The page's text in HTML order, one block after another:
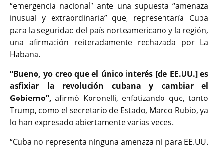
“emergencia nacional” ante una supuesta “amenaza
inusual y extraordinaria” que, representaría Cuba
para la seguridad del país norteamericano y la región,
una afirmación reiteradamente rechazada por La
Habana.
“Bueno, yo creo que el único interés [de EE.UU.] es
asfixiar la revolución cubana y cambiar el
Gobierno”, afirmó Koronelli, enfatizando que, tanto
Trump, como el secretario de Estado, Marco Rubio, ya
lo han expresado abiertamente varias veces.
“Cuba no representa ninguna amenaza ni para EE.UU.